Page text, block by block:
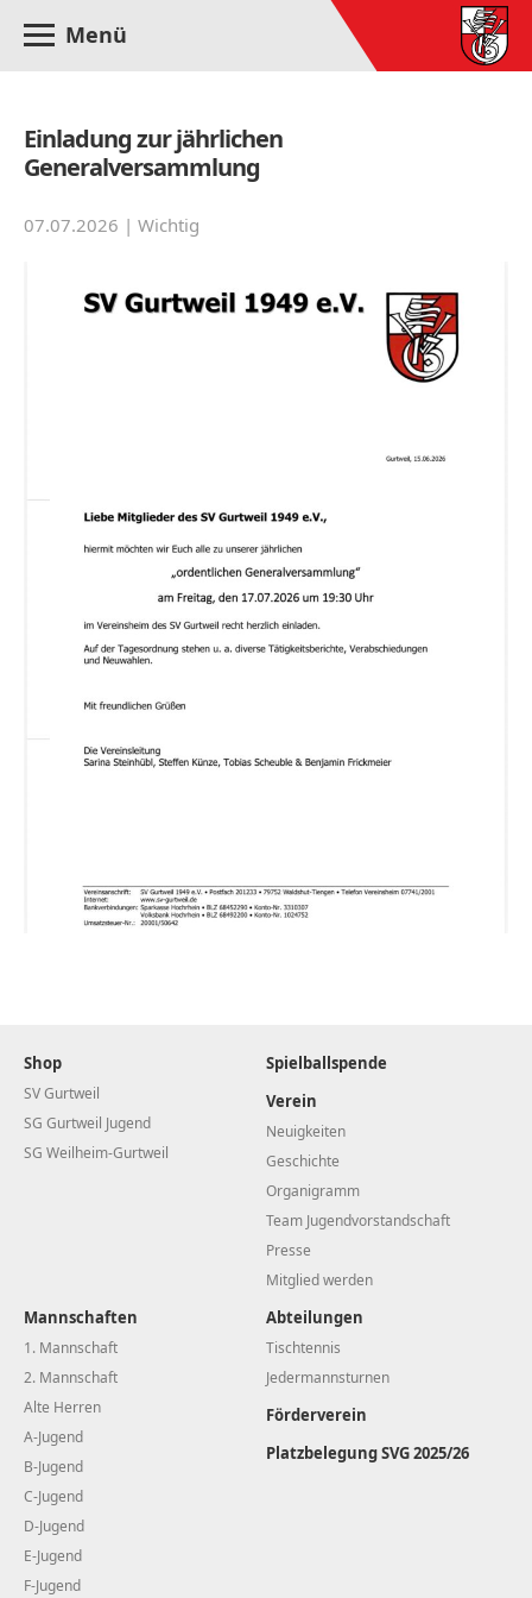
Menü
Einladung zur jährlichen
Generalversammlung
07.07.2026 | Wichtig
Shop
SV Gurtweil
SG Gurtweil Jugend
SG Weilheim-Gurtweil
Spielballspende
Verein
Neuigkeiten
Geschichte
Organigramm
Team Jugendvorstandschaft
Presse
Mitglied werden
Mannschaften
1. Mannschaft
2. Mannschaft
Alte Herren
A-Jugend
B-Jugend
C-Jugend
D-Jugend
E-Jugend
F-Jugend
Abteilungen
Tischtennis
Jedermannsturnen
Förderverein
Platzbelegung SVG 2025/26